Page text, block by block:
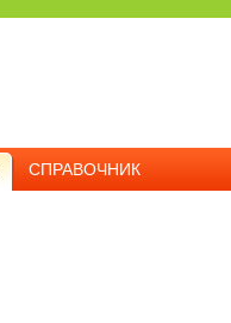
СПРАВОЧНИК